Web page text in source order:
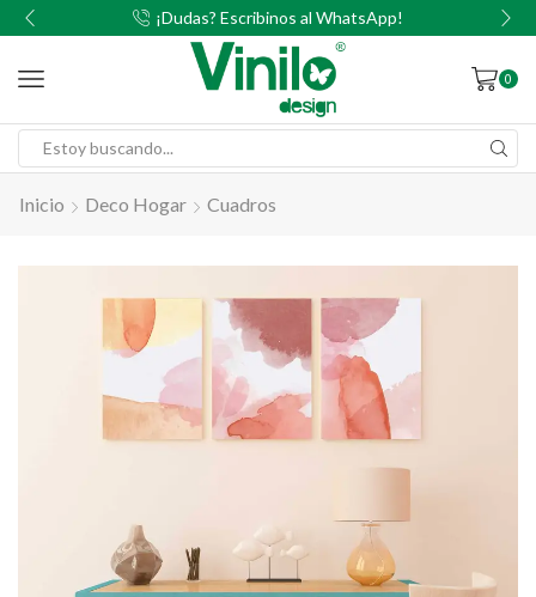
¡Dudas? Escribinos al WhatsApp!
0
Inicio Deco Hogar Cuadros